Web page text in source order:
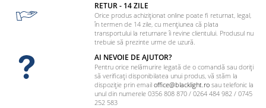
RETUR - 14 ZILE
Orice produs achiziționat online poate fi returnat, legal,
în termen de 14 zile, cu mențiunea că plata
transportului la returnare îi revine clientului. Produsul nu
trebuie să prezinte urme de uzură.
AI NEVOIE DE AJUTOR?
Pentru orice nelămurire legată de o comandă sau doriți
să verificați disponibilatea unui produs, vă stăm la
dispoziție prin emailoffice@blacklight.ro sau telefonic la
unul din numerele 0356 808 870 / 0264 484 982 / 0745
252 583